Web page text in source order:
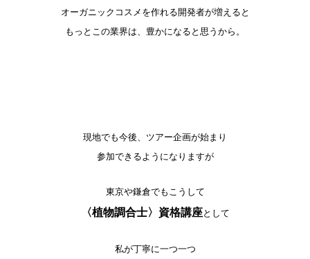
オーガニックコスメを作れる開発者が増えると
もっとこの業界は、豊かになると思うから。
現地でも今後、ツアー企画が始まり
参加できるようになりますが
東京や鎌倉でもこうして
〈植物調合士〉資格講座として
私が丁寧に一つ一つ